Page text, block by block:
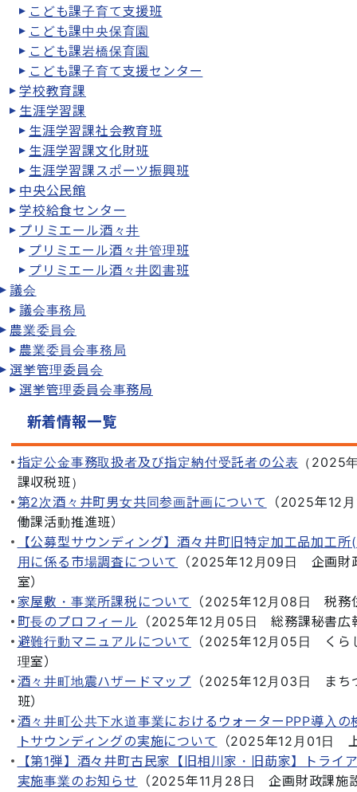
こども課子育て支援班
こども課中央保育園
こども課岩橋保育園
こども課子育て支援センター
学校教育課
生涯学習課
生涯学習課社会教育班
生涯学習課文化財班
生涯学習課スポーツ振興班
中央公民館
学校給食センター
プリミエール酒々井
プリミエール酒々井管理班
プリミエール酒々井図書班
議会
議会事務局
農業委員会
農業委員会事務局
選挙管理委員会
選挙管理委員会事務局
新着情報一覧
指定公金事務取扱者及び指定納付受託者の公表 （ 2025
課収税班）
第2次酒々井町男女共同参画計画について
（2025年12
働課活動推進班）
【公募型サウンディング】酒々井町旧特定加工品加工
用に係る市場調査について
（2025年12月09日
企画財
室）
家屋敷・事業所課税について
（2025年12月08日
税務
町長のプロフィール （2025年12月05日
総務課秘書広
避難行動マニュアルについて
（2025年12月05日
くら
理室）
酒々井町地震ハザードマップ （2025年12月03日
まち
班）
酒々井町公共下水道事業におけるウォーターPPP導入の
トサウンディングの実施について
（2025年12月01日
【第1弾】酒々井町古民家【旧相川家・旧莇家】トライ
実施事業のお知らせ （2025年11月28日
企画財政課施